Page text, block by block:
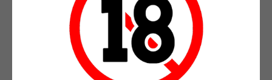
日本預計發售日：2024/7/30
作者：ざらめ鮫
animate限定Set：描き下ろし20P小冊子
到貨日預計為發售後兩周內，若有不可抗力因素則會有延